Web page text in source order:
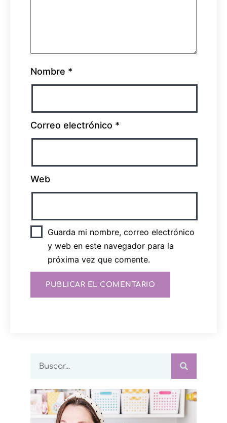
Nombre *
Correo electrónico *
Web
Guarda mi nombre, correo electrónico
y web en este navegador para la
próxima vez que comente.